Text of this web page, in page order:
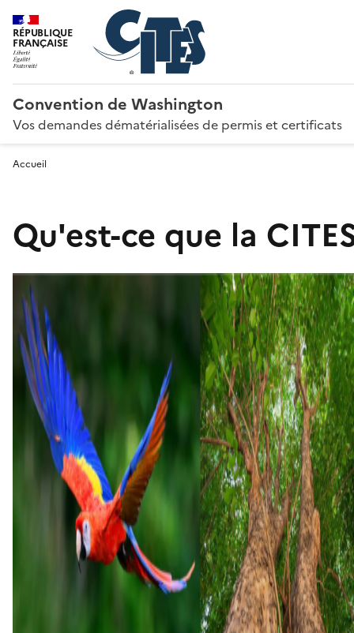
RÉPUBLIQUE
FRANÇAISE
Convention de Washington
Vos demandes dématérialisées de permis et certificats
Accueil
Qu'est-ce que la